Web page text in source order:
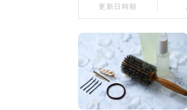
更新日時順